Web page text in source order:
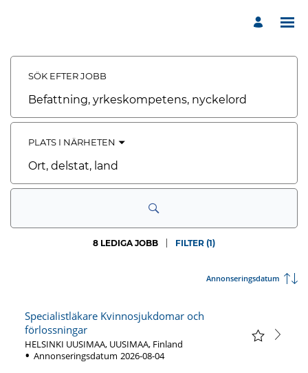
Sök
Karriär
SÖK EFTER JOBB
Befattning,
nyckelord
PLATS I NÄRHETEN
Ort,
land
8 LEDIGA JOBB FILTER (1)
Annonseringsdatum
Specialistläkare Kvinnosjukdomar och
förlossningar
HELSINKI UUSIMAA, UUSIMAA, Finland
Annonseringsdatum 2026-08-04